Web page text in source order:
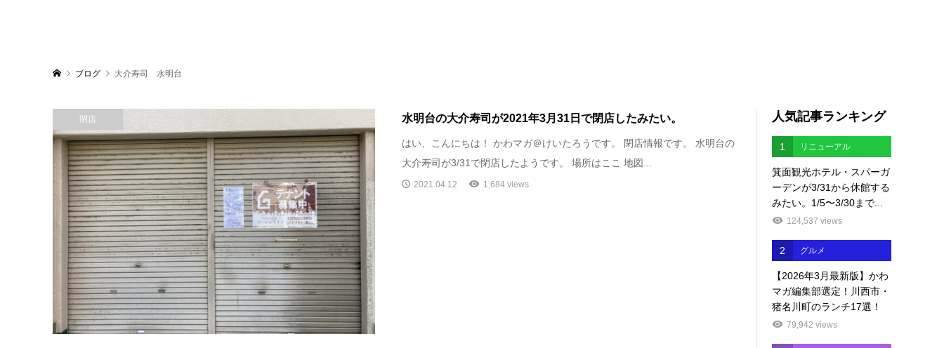
ブログ 大介寿司 水明台
閉店 水明台の大介寿司が2021年3月31日で閉店したみたい。
はい、こんにちは！ かわマガ＠けいたろうです。 閉店情報です。 水明台の
大介寿司が3/31で閉店したようです。 場所はここ 地図...
2021.04.12 1,684 views
人気記事ランキング
1 リニューアル
箕面観光ホテル・スパーガ
ーデンが3/31から休館する
みたい。1/5〜3/30まで...
124,537 views
2 グルメ
【2026年3月最新版】かわ
マガ編集部選定！川西市・
猪名川町のランチ17選！
79,942 views